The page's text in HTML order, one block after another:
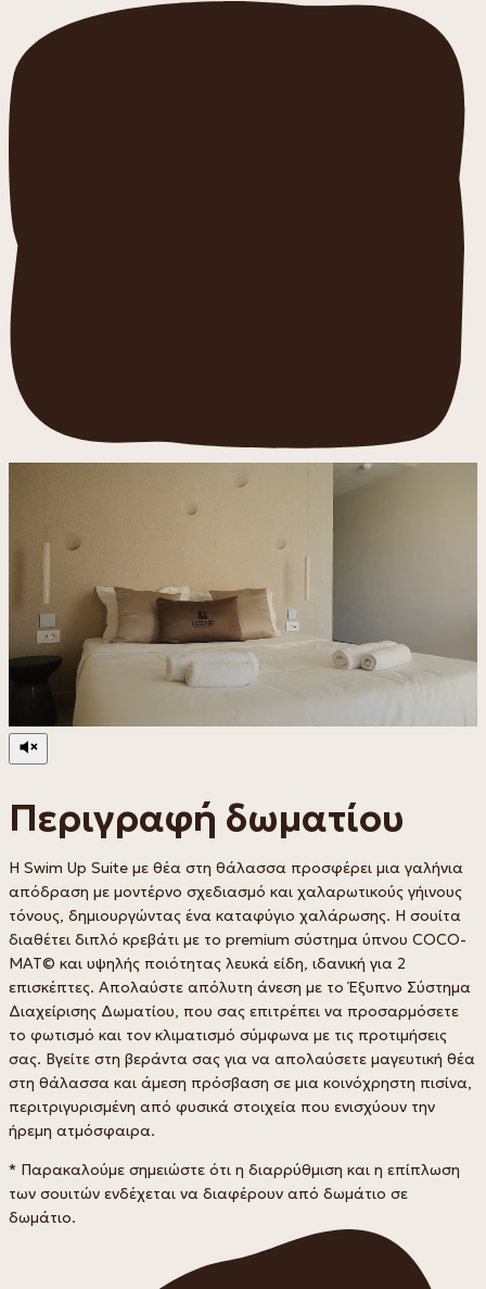
Περιγραφή δωματίου
Η Swim Up Suite με θέα στη θάλασσα προσφέρει μια γαλήνια
απόδραση με μοντέρνο σχεδιασμό και χαλαρωτικούς γήινους
τόνους, δημιουργώντας ένα καταφύγιο χαλάρωσης. Η σουίτα
διαθέτει διπλό κρεβάτι με το premium σύστημα ύπνου COCO-
MAT© και υψηλής ποιότητας λευκά είδη, ιδανική για 2
επισκέπτες. Απολαύστε απόλυτη άνεση με το Έξυπνο Σύστημα
Διαχείρισης Δωματίου, που σας επιτρέπει να προσαρμόσετε
το φωτισμό και τον κλιματισμό σύμφωνα με τις προτιμήσεις
σας. Βγείτε στη βεράντα σας για να απολαύσετε μαγευτική θέα
στη θάλασσα και άμεση πρόσβαση σε μια κοινόχρηστη πισίνα,
περιτριγυρισμένη από φυσικά στοιχεία που ενισχύουν την
ήρεμη ατμόσφαιρα.
* Παρακαλούμε σημειώστε ότι η διαρρύθμιση και η επίπλωση
των σουιτών ενδέχεται να διαφέρουν από δωμάτιο σε
δωμάτιο.